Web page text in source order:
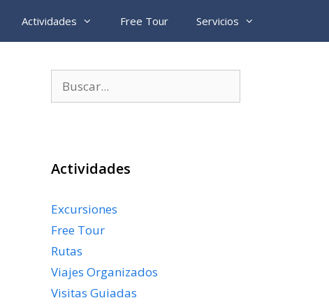
Actividades Free Tour Servicios
Actividades
Excursiones
Free Tour
Rutas
Viajes Organizados
Visitas Guiadas